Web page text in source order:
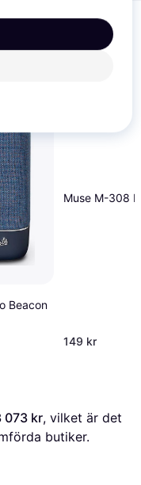
som kanske skulle
Beacon
Muse M-308
149 kr
073 kr, vilket är det
butiker.